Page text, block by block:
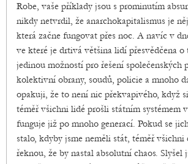
Robe, vaše příklady jsou s prominutím
nikdy netvrdil, že anarchokapitalismus je
která začne fungovat přes noc. A navíc v
ve které je drtivá většina lidí přesvědčena o
jedinou možností pro řešení společenských
kolektivní obrany, soudů, policie a mnoho
opakuji, že to není nic překvapivého, když
téměř všichni lidé prošli státním systémem
funguje již po mnoho generací. Pokud se
stalo, kdyby jsme neměli stát, téměř
řeknou, že by nastal absolutní chaos. Slyšel